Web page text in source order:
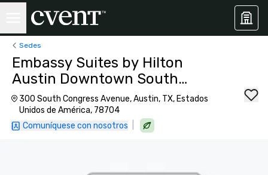
Sedes
Embassy Suites by Hilton
Austin Downtown South
Congress
300 South Congress Avenue, Austin, TX, Estados
Unidos de América, 78704
Comuníquese con nosotros